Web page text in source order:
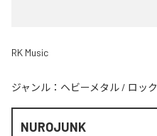
RK Music
ジャンル： ヘビーメタル / ロック
NUROJUNK